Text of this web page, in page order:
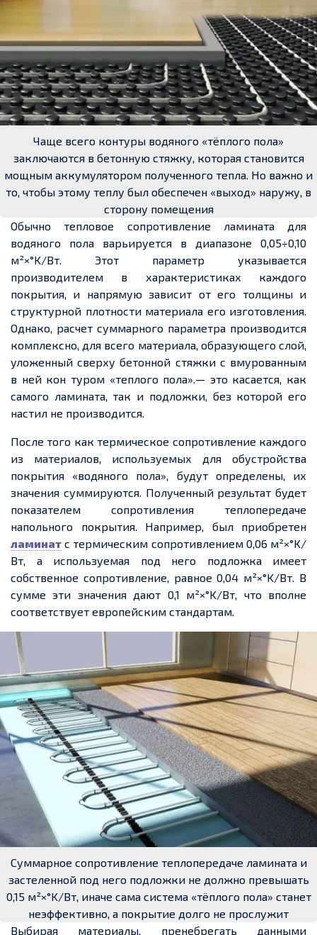
Чаще всего контуры водяного «тёплого пола»
заключаются в бетонную стяжку, которая становится
мощным аккумулятором полученного тепла. Но важно и
то, чтобы этому теплу был обеспечен «выход» наружу, в
сторону помещения
Обычно тепловое сопротивление ламината для
водяного пола варьируется в диапазоне 0,05÷0,10
м²×°K/Вт. Этот параметр указывается
производителем в характеристиках каждого
покрытия, и напрямую зависит от его толщины и
структурной плотности материала его изготовления.
Однако, расчет суммарного параметра производится
комплексно, для всего материала, образующего слой,
уложенный сверху бетонной стяжки с вмурованным
в ней кон туром «теплого пола».— это касается , как
самого ламината, так и подложки, без которой его
настил не производится.
После того как термическое сопротивление каждого
из материалов, используемых для обустройства
покрытия «водяного пола», будут определены, их
значения суммируются. Полученный результат будет
показателем сопротивления теплопередаче
напольного покрытия. Например, был приобретен
ламинат с термическим сопротивлением 0,06 м²×°K/
Вт, а используемая под него подложка имеет
собственное сопротивление, равное 0,04 м²×°K/Вт. В
сумме эти значения дают 0,1 м²×°K/Вт, что вполне
соответствует европейским стандартам.
Суммарное сопротивление теплопередаче ламината и
застеленной под него подложки не должно превышать
0,15 м²×°K/Вт, иначе сама система «тёплого пола» станет
неэффективно, а покрытие долго не прослужит
Выбирая материалы, пренебрегать данными